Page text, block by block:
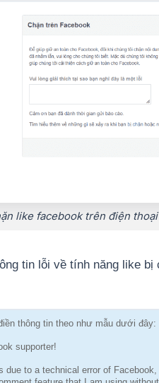
like facebook trên điện
tin lỗi về tính năng like bị
thông tin theo như mẫu dưới đây:
supporter!
due to a technical error of